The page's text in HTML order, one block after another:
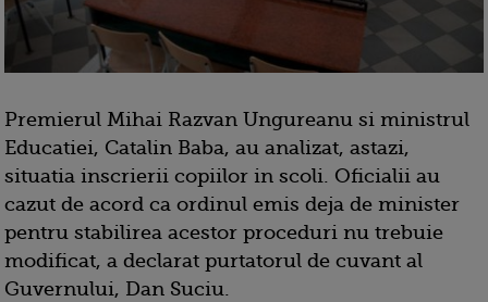
Premierul Mihai Razvan Ungureanu si ministrul
Educatiei, Catalin Baba, au analizat, astazi,
situatia inscrierii copiilor in scoli. Oficialii au
cazut de acord ca ordinul emis deja de minister
pentru stabilirea acestor proceduri nu trebuie
modificat, a declarat purtatorul de cuvant al
Guvernului, Dan Suciu.